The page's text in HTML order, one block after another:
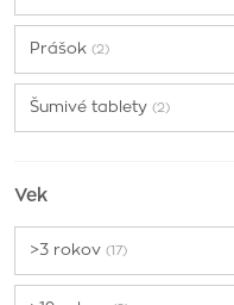
Naturica
Centrum
Astina
Bio Pharma(3)
Generica
Pro-Ven(1)
Prášok (2)
Šumivé tablety (2)
Vek
>3 rokov (17)